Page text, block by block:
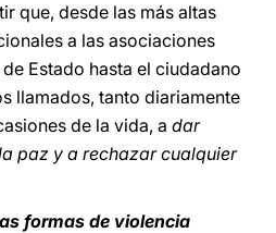
que, desde las más altas
a las asociaciones
Estado hasta el ciudadano
llamados, tanto diariamente
de la vida, a dar
paz y a rechazar cualquier
formas de violencia